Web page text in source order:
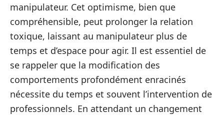
manipulateur. Cet optimisme, bien que
compréhensible, peut prolonger la relation
toxique, laissant au manipulateur plus de
temps et d’espace pour agir. Il est essentiel de
se rappeler que la modification des
comportements profondément enracinés
nécessite du temps et souvent l’intervention de
professionnels. En attendant un changement